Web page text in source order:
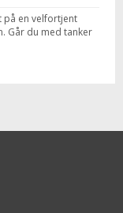
på en velfortjent
Går du med tanker